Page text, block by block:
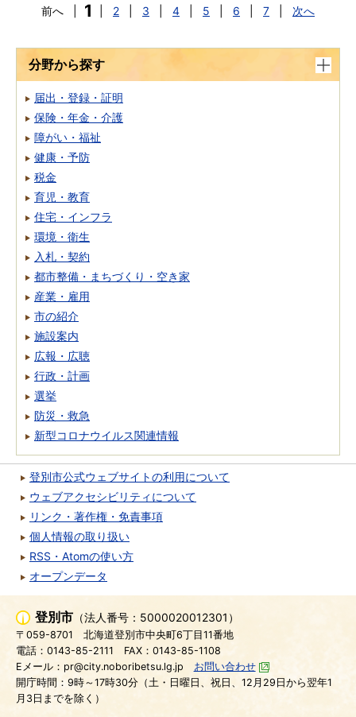
前へ 1 2 3 4 5 6 7 次へ
分野から探す
届出・登録・証明
保険・年金・介護
障がい・福祉
健康・予防
税金
育児・教育
住宅・インフラ
環境・衛生
入札・契約
都市整備・まちづくり・空き家
産業・雇用
市の紹介
施設案内
広報・広聴
行政・計画
選挙
防災・救急
新型コロナウイルス関連情報
登別市公式ウェブサイトの利用について
ウェブアクセシビリティについて
リンク・著作権・免責事項
個人情報の取り扱い
RSS・Atomの使い方
オープンデータ
登別市 （法人番号：5000020012301）
〒059-8701
北海道登別市中央町6丁目11番地
電話：0143-85-2111
FAX：0143-85-1108
Eメール：pr@city.noboribetsu.lg.jp
お問い合わせ
開庁時間：9時～17時30分（土・日曜日、祝日、12月29日から翌年1
月3日までを除く）